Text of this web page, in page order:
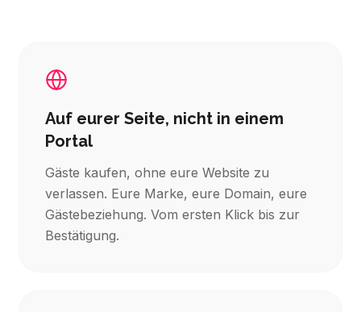
Auf eurer Seite, nicht in einem
Portal
Gäste kaufen, ohne eure Website zu
verlassen. Eure Marke, eure Domain, eure
Gästebeziehung. Vom ersten Klick bis zur
Bestätigung.